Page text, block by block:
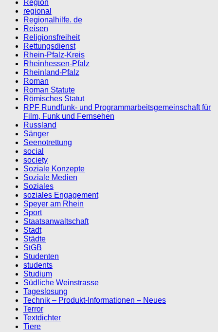
Region
regional
Regionalhilfe. de
Reisen
Religionsfreiheit
Rettungsdienst
Rhein-Pfalz-Kreis
Rheinhessen-Pfalz
Rheinland-Pfalz
Roman
Roman Statute
Römisches Statut
RPF Rundfunk- und Programmarbeitsgemeinschaft für
Film, Funk und Fernsehen
Russland
Sänger
Seenotrettung
social
society
Soziale Konzepte
Soziale Medien
Soziales
soziales Engagement
Speyer am Rhein
Sport
Staatsanwaltschaft
Stadt
Städte
StGB
Studenten
students
Studium
Südliche Weinstrasse
Tageslosung
Technik – Produkt-Informationen – Neues
Terror
Textdichter
Tiere